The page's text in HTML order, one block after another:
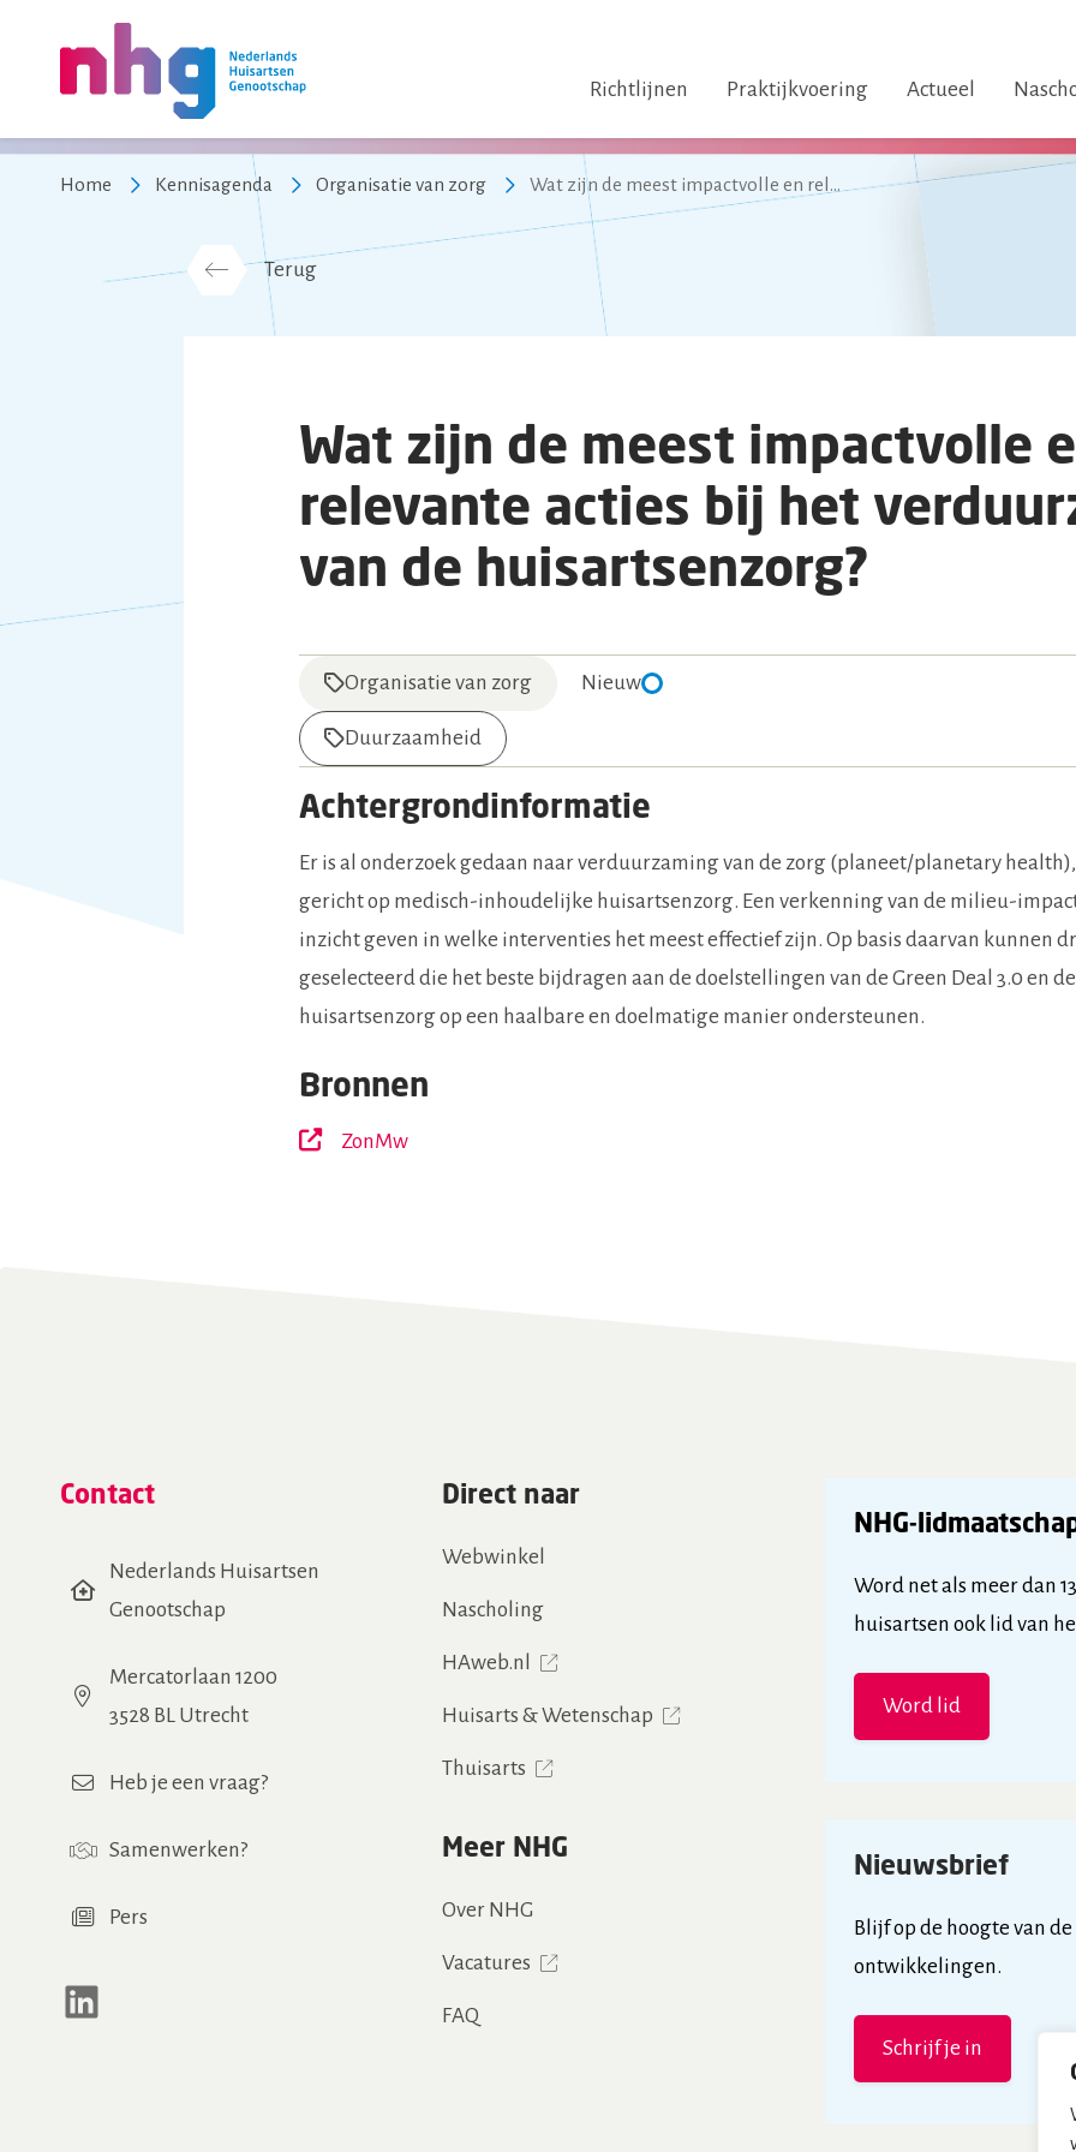
NHG
Richtlijnen Praktijkvoering Actueel
Home Kennisagenda Organisatie van zorg Wat zijn de meest impactvolle en relevante acties bij het verduurzamen van de huisartsenzorg?
Terug
Wat zijn de meest impactvolle
relevante acties bij het
van de huisartsenzorg?
Organisatie van zorg Nieuw
Duurzaamheid
Achtergrondinformatie
Er is al onderzoek gedaan naar verduurzaming van de zorg (planeet/planetary
gericht op medisch-inhoudelijke huisartsenzorg. Een verkenning van de milieu-
inzicht geven in welke interventies het meest effectief zijn. Op basis daarvan kunnen
geselecteerd die het beste bijdragen aan de doelstellingen van de Green Deal 3.0 en
huisartsenzorg op een haalbare en doelmatige manier ondersteunen.
Bronnen
ZonMw
Contact
Nederlands Huisartsen
Genootschap
Mercatorlaan 1200
3528 BL Utrecht
Heb je een vraag?
Samenwerken?
Pers
LinkedIn
Direct naar
Webwinkel
Nascholing
HAweb.nl
Huisarts & Wetenschap
Thuisarts
Meer NHG
Over NHG
Vacatures
FAQ
NHG-
Word net als meer dan
huisartsen ook lid van
Word lid
Nieuwsbrief
Blijf op de hoogte van
ontwikkelingen.
Schrijf je in